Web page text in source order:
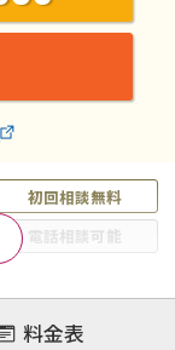
初回相談無料
電話相談可能
料金表